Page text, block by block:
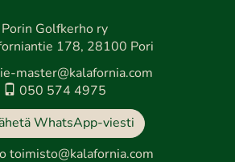
Porin Golfkerho ry
178, 28100 Pori
master@kalafornia.com
050 574 4975
WhatsApp-viesti
toimisto@kalafornia.com